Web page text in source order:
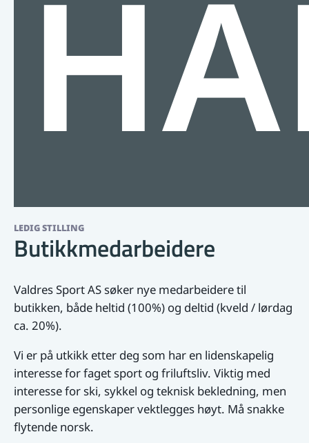
LEDIG STILLING
Butikkmedarbeidere
Valdres Sport AS søker nye medarbeidere til
butikken, både heltid (100%) og deltid (kveld / lørdag
ca. 20%).
Vi er på utkikk etter deg som har en lidenskapelig
interesse for faget sport og friluftsliv. Viktig med
interesse for ski, sykkel og teknisk bekledning, men
personlige egenskaper vektlegges høyt. Må snakke
flytende norsk.